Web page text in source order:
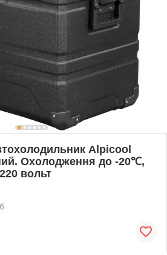
Alpicool
Охолодження до -20℃,
вольт